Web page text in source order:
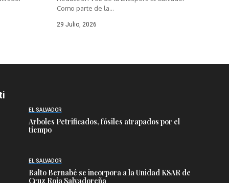
Como parte de la...
29 Julio, 2026
EL SALVADOR
Árboles Petrificados, fósiles atrapados por el
tiempo
EL SALVADOR
Balto Bernabé se incorpora a la Unidad KSAR de
Cruz Roja Salvadoreña